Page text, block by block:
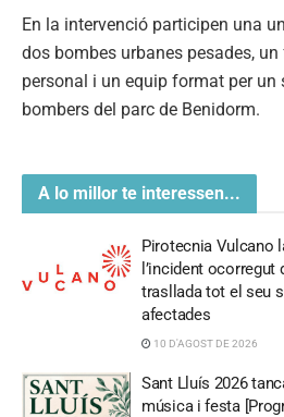
En la intervenció participen una
dos bombes urbanes pesades,
personal i un equip format per un
bombers del parc de Benidorm.
A lo millor te interessen...
Pirotecnia Vulcano
l’incident ocorregut
trasllada tot el seu
afectades
10 D'AGOST DE 2026
Sant Lluís 2026
música i festa